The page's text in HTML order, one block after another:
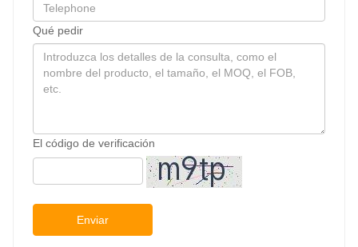
Qué pedir
El código de verificación
Enviar